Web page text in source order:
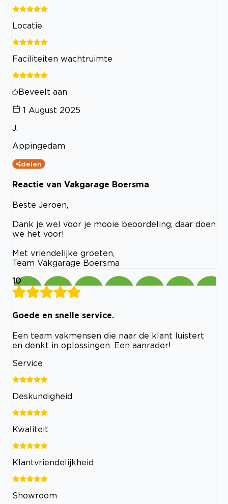
Locatie
Faciliteiten wachtruimte
Beveelt aan
1 August 2025
J.
Appingedam
delen
Reactie van Vakgarage Boersma
Beste Jeroen,
Dank je wel voor je mooie beoordeling, daar doen
we het voor!
Met vriendelijke groeten,
Team Vakgarage Boersma
10
Goede en snelle service.
Een team vakmensen die naar de klant luistert
en denkt in oplossingen. Een aanrader!
Service
Deskundigheid
Kwaliteit
Klantvriendelijkheid
Showroom